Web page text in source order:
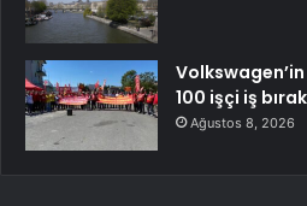
100 işçi iş
Ağustos 8, 2026